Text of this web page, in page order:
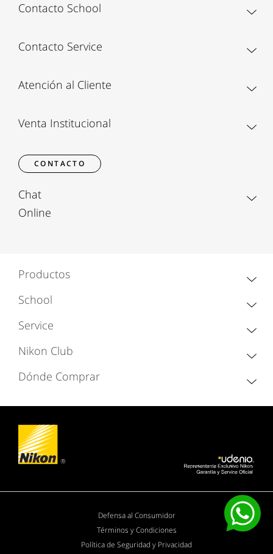
Contacto School
Contacto Service
Atención al Cliente
Venta Institucional
CONTACTO
Chat
Online
Productos
School
Service
Nikon Club
Dónde Comprar
Defensa al Consumidor
Términos y Condiciones
Política de Seguridad y Privacidad